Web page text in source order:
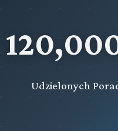
Udzielonych